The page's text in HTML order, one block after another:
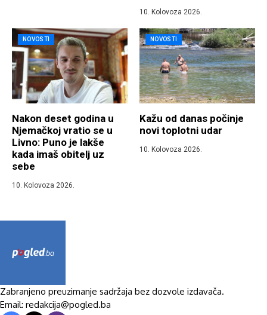
10. Kolovoza 2026.
NOVOSTI
Nakon deset godina u
Njemačkoj vratio se u
Livno: Puno je lakše
kada imaš obitelj uz
sebe
10. Kolovoza 2026.
NOVOSTI
Kažu od danas počinje
novi toplotni udar
10. Kolovoza 2026.
Zabranjeno preuzimanje sadržaja bez dozvole izdavača.
Email: redakcija@pogled.ba